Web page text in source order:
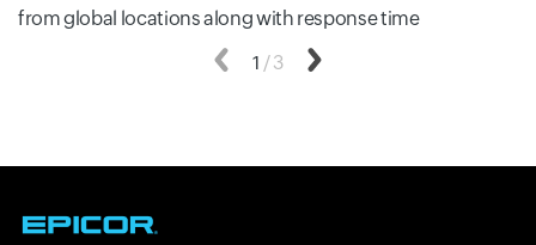
Föregående
1 /3